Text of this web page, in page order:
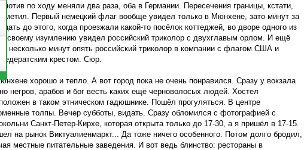
по ходу меняли два раза, оба в Германии. Пересечения границы, кстати,
Первый немецкий флаг вообще увидел только в Мюнхене, зато минут за
до этого, когда проезжали какой-то посёлок коттеджей, во дворе одного из
к своему изумлению увидел российский триколор с двухглавым орлом. И ещё
несколько минут опять российский триколор в компании с флагом США и
крестом. Сюр.
хорошо и тепло. А вот город пока не очень понравился. Сразу у вокзала
негров, арабов и бог весть каких ещё черноволосых людей. Хостел
в таком этническом гадюшнике. Пошёл прогуляться. В центре
толпы. Вечер субботы, видать. Сразу обломился с фотографией с
Санкт-Петер-Кирхе, которая открыта только до 17-30, а я пришёл в 17-15.
на рынок Виктуалиенмаркт... Да тоже ничего особенного. Потом долго бродил,
местные питательные заведения. И вот ведь блинство: рестораны в